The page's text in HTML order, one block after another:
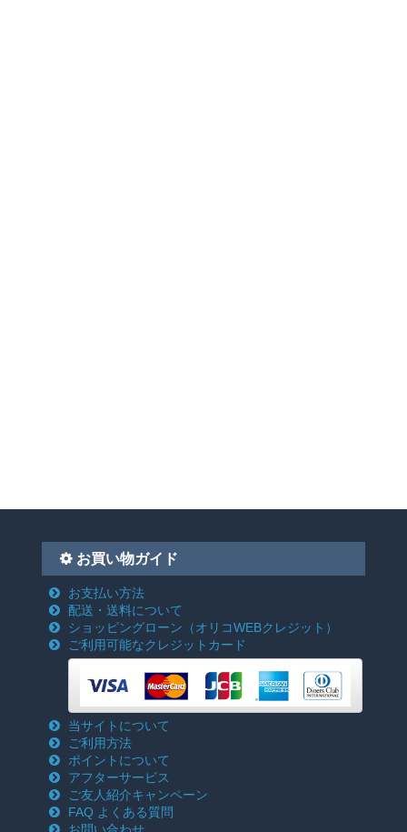
お買い物ガイド
お支払い方法
配送・送料について
ショッピングローン （オリコWEBクレジット）
ご利用可能なクレジットカード
当サイトについて
ご利用方法
ポイントについて
アフターサービス
ご友人紹介キャンペーン
FAQ よくある質問